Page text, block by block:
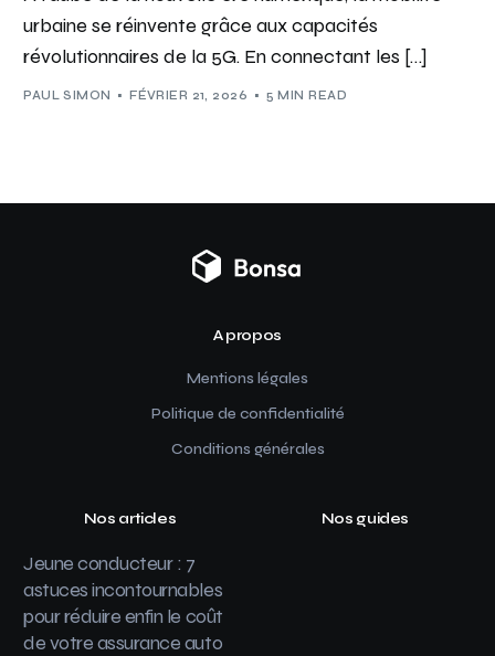
urbaine se réinvente grâce aux capacités
révolutionnaires de la 5G. En connectant les […]
PAUL SIMON FÉVRIER 21, 2026 5 MIN READ
A propos
Mentions légales
Politique de confidentialité
Conditions générales
Nos articles
Jeune conducteur : 7
astuces incontournables
pour réduire enfin le coût
de votre assurance auto
Nos guides